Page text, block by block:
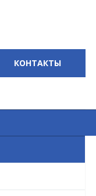
КОНТАКТЫ